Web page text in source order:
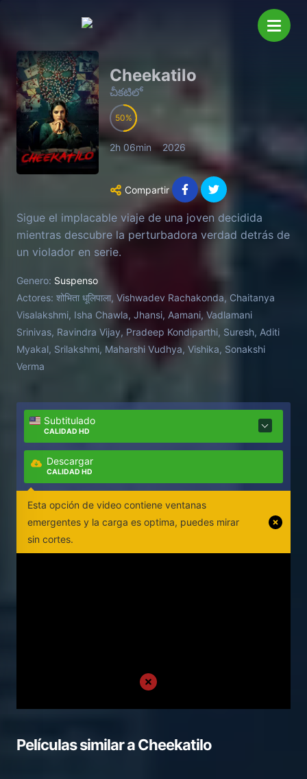
Cheekatilo
చీకటిలో
50
2h 06min 2026
Compartir
Sigue el implacable viaje de una joven decidida
mientras descubre la perturbadora verdad detrás de
un violador en serie.
Genero: Suspenso
Actores: शोभिता धूलिपाला, Vishwadev Rachakonda, Chaitanya
Visalakshmi, Isha Chawla, Jhansi, Aamani, Vadlamani
Srinivas, Ravindra Vijay, Pradeep Kondiparthi, Suresh, Aditi
Myakal, Srilakshmi, Maharshi Vudhya, Vishika, Sonakshi
Verma
Subtitulado
CALIDAD HD
Descargar
CALIDAD HD
Esta opción de video contiene ventanas
emergentes y la carga es optima, puedes mirar
sin cortes.
Películas similar aCheekatilo